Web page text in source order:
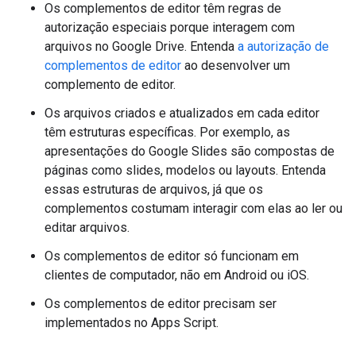
Os complementos de editor têm regras de
autorização especiais porque interagem com
arquivos no Google Drive. Entenda a autorização de
complementos de editor ao desenvolver um
complemento de editor.
Os arquivos criados e atualizados em cada editor
têm estruturas específicas. Por exemplo, as
apresentações do Google Slides são compostas de
páginas como slides, modelos ou layouts. Entenda
essas estruturas de arquivos, já que os
complementos costumam interagir com elas ao ler ou
editar arquivos.
Os complementos de editor só funcionam em
clientes de computador, não em Android ou iOS.
Os complementos de editor precisam ser
implementados no Apps Script.